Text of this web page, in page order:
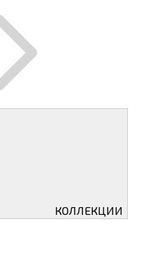
КОЛЛЕКЦИИ